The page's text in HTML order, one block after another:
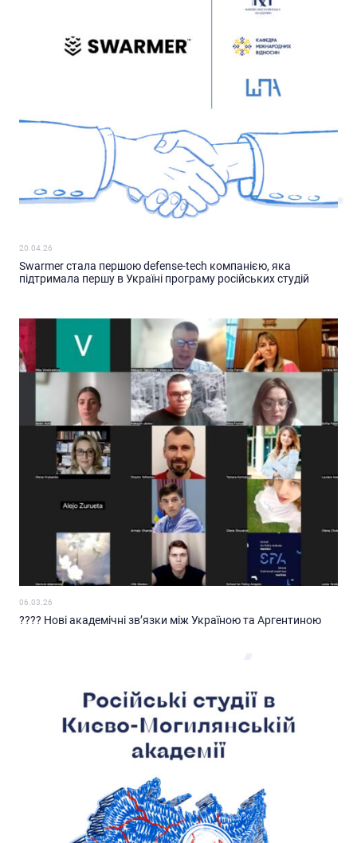
20.04.26
Swarmer стала першою defense-tech компанією, яка
підтримала першу в Україні програму російських студій
06.03.26
???? Нові академічні зв’язки між Україною та Аргентиною